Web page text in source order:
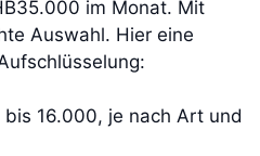
im Monat. Mit
Auswahl. Hier eine
16.000, je nach Art und